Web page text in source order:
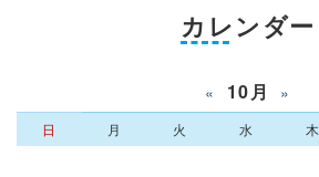
カレンダー
« 10月 »
日 月 火 水 木